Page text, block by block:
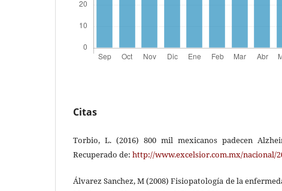
Citas
Torbio, L. (2016) 800 mil mexicanos padecen
Recuperado de: http://www.excelsior.com.mx/nacional/
Álvarez Sanchez, M (2008) Fisiopatología de la